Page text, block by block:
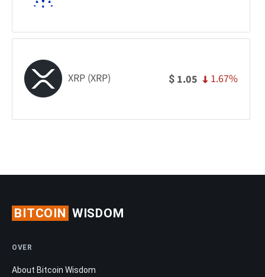
XRP (XRP) $ 1.05 1.67%
BITCOIN WISDOM
OVER
About Bitcoin Wisdom